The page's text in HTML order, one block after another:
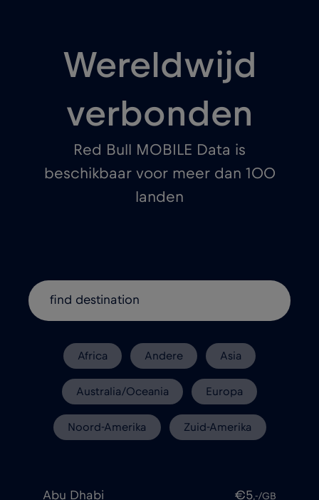
Wereldwijd
verbonden
Red Bull MOBILE Data is
beschikbaar voor meer dan 100
landen
Africa Andere Asia
Australia/Oceania Europa
Noord-Amerika Zuid-Amerika
Abu Dhabi €5,-/GB